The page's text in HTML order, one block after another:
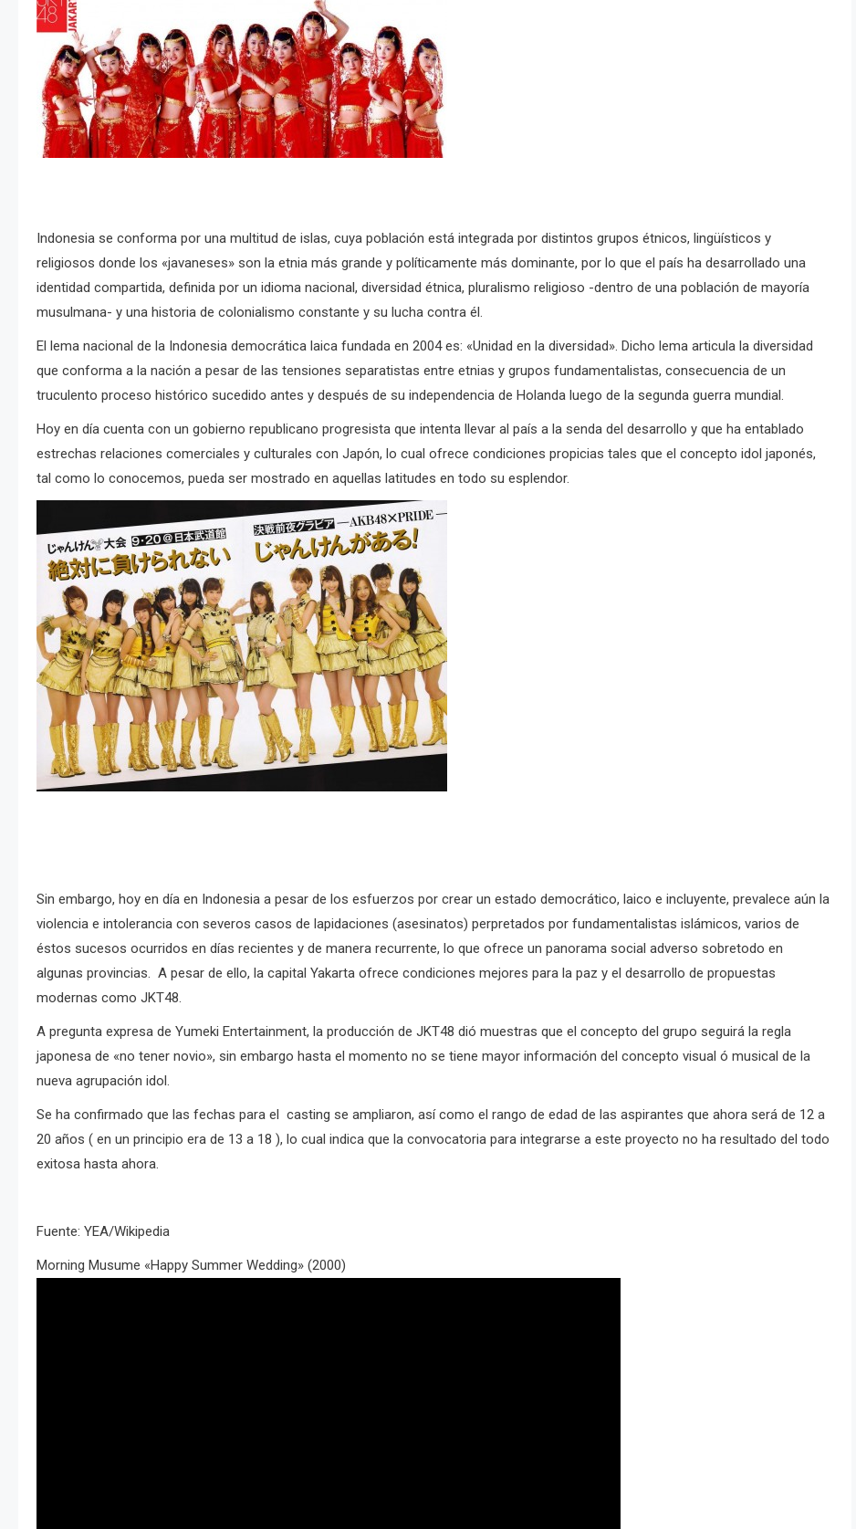
Indonesia se conforma por una multitud de islas, cuya población está integrada por distintos grupos étnicos, lingüísticos y
religiosos donde los «javaneses» son la etnia más grande y políticamente más dominante, por lo que el país ha desarrollado una
identidad compartida, definida por un idioma nacional, diversidad étnica, pluralismo religioso -dentro de una población de mayoría
musulmana- y una historia de colonialismo constante y su lucha contra él.
El lema nacional de la Indonesia democrática laica fundada en 2004 es: «Unidad en la diversidad». Dicho lema articula la diversidad
que conforma a la nación a pesar de las tensiones separatistas entre etnias y grupos fundamentalistas, consecuencia de un
truculento proceso histórico sucedido antes y después de su independencia de Holanda luego de la segunda guerra mundial.
Hoy en día cuenta con un gobierno republicano progresista que intenta llevar al país a la senda del desarrollo y que ha entablado
estrechas relaciones comerciales y culturales con Japón, lo cual ofrece condiciones propicias tales que el concepto idol japonés,
tal como lo conocemos, pueda ser mostrado en aquellas latitudes en todo su esplendor.
Sin embargo, hoy en día en Indonesia a pesar de los esfuerzos por crear un estado democrático, laico e incluyente, prevalece aún la
violencia e intolerancia con severos casos de lapidaciones (asesinatos) perpretados por fundamentalistas islámicos, varios de
éstos sucesos ocurridos en días recientes y de manera recurrente, lo que ofrece un panorama social adverso sobretodo en
algunas provincias. A pesar de ello, la capital Yakarta ofrece condiciones mejores para la paz y el desarrollo de propuestas
modernas como JKT48.
A pregunta expresa de Yumeki Entertainment, la producción de JKT48 dió muestras que el concepto del grupo seguirá la regla
japonesa de «no tener novio», sin embargo hasta el momento no se tiene mayor información del concepto visual ó musical de la
nueva agrupación idol.
Se ha confirmado que las fechas para el casting se ampliaron, así como el rango de edad de las aspirantes que ahora será de 12 a
20 años ( en un principio era de 13 a 18 ), lo cual indica que la convocatoria para integrarse a este proyecto no ha resultado del todo
exitosa hasta ahora.
Fuente: YEA/Wikipedia
Morning Musume «Happy Summer Wedding» (2000)